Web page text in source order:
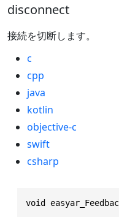
disconnect
接続を切断します。
c
cpp
java
kotlin
objective-c
swift
csharp
void